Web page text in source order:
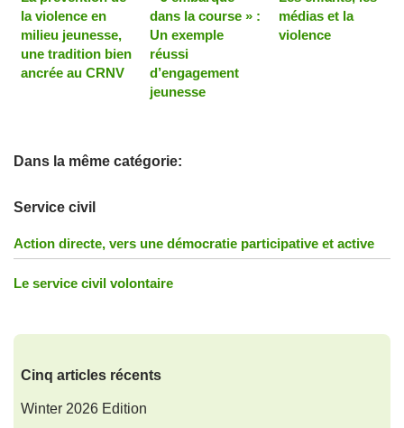
la violence en
milieu jeunesse,
une tradition bien
ancrée au CRNV
dans la course » :
Un exemple
réussi
d’engagement
jeunesse
médias et la
violence
Dans la même catégorie:
Service civil
Action directe, vers une démocratie participative et active
Le service civil volontaire
Cinq articles récents
Winter 2026 Edition